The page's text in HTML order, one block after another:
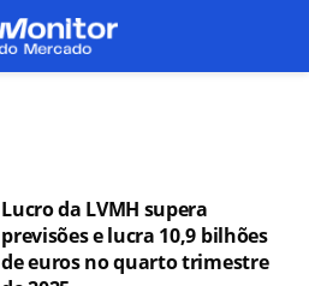
Lucro da LVMH supera
previsões e lucra 10,9 bilhões
de euros no quarto trimestre